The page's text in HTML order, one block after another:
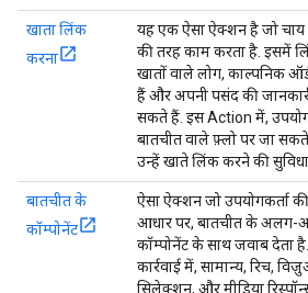
खाता लिंक
करना
यह एक ऐसा ऐक्शन है जो चाय
की तरह काम करता है. इसमें
खातों वाले लोग, काल्पनिक
हैं और अपनी पसंद की
सकते हैं. इस Action में,
बातचीत वाले फ़्लो पर जा
उन्हें खाते लिंक करने की
बातचीत के
कॉम्पोनेंट
ऐसा ऐक्शन जो उपयोगकर्ता
आधार पर, बातचीत के अलग-
कॉम्पोनेंट के साथ जवाब देता
कार्रवाई में, सामान्य, रिच,
सिलेक्शन, और मीडिया